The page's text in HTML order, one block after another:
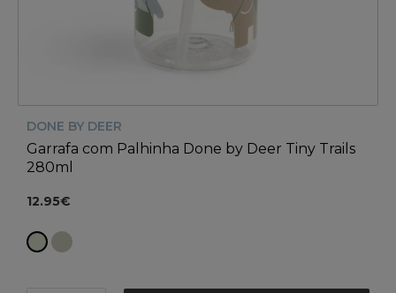
DONE BY DEER
Garrafa com Palhinha Done by Deer Tiny Trails
280ml
12.95€